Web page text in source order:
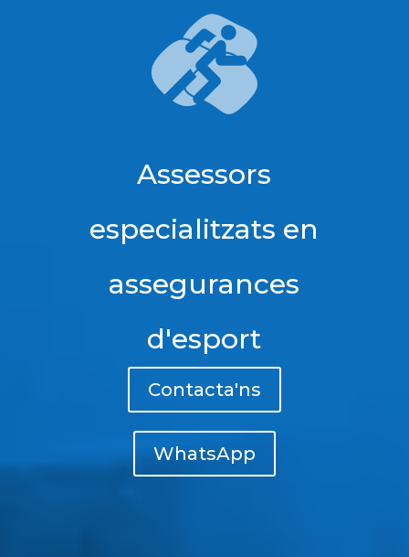
Assessors
especialitzats en
assegurances
d'esport
Contacta'ns
WhatsApp